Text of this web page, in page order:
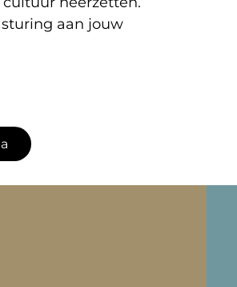
aan jouw